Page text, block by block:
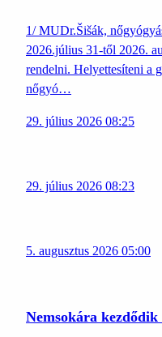
1/ MUDr.Šišák,
2026.július 31-től 2026.
rendelni. Helyettesíteni a
nőgyó…
29. július 2026 08:25
29. július 2026 08:23
5. augusztus 2026 05:00
Nemsokára kezdődik